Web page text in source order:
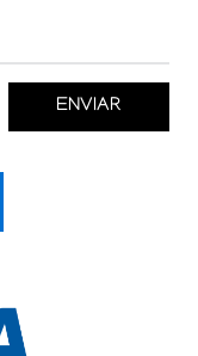
ENVIAR